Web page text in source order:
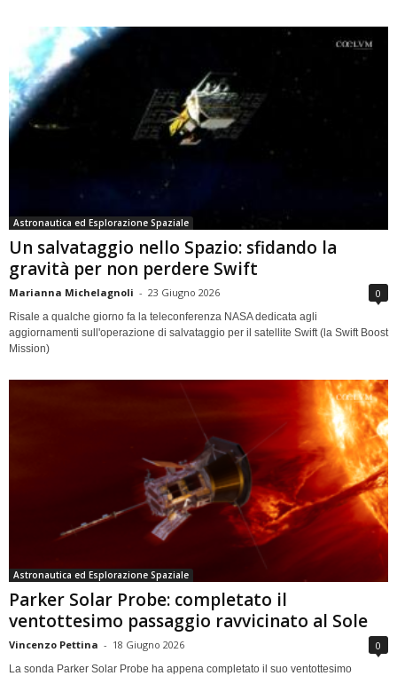
Astronautica ed Esplorazione Spaziale
Un salvataggio nello Spazio: sfidando la
gravità per non perdere Swift
Marianna Michelagnoli - 23 Giugno 2026 0
Risale a qualche giorno fa la teleconferenza NASA dedicata agli
aggiornamenti sull'operazione di salvataggio per il satellite Swift (la Swift Boost
Mission)
Astronautica ed Esplorazione Spaziale
Parker Solar Probe: completato il
ventottesimo passaggio ravvicinato al Sole
Vincenzo Pettina - 18 Giugno 2026 0
La sonda Parker Solar Probe ha appena completato il suo ventottesimo